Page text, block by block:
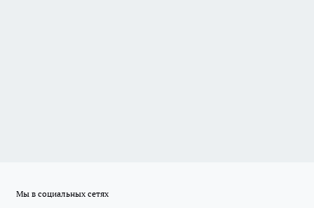
Мы в социальных сетях